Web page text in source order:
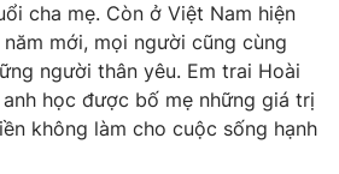
lai
cha mẹ. Còn ở Việt Nam hiện
mới, mọi người cũng cùng
người thân yêu. Em trai Hoài
học được bố mẹ những giá trị
không làm cho cuộc sống hạnh